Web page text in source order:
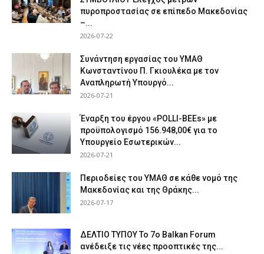
πυροπροστασίας σε επίπεδο Μακεδονίας
–...
2026-07-22
Συνάντηση εργασίας του ΥΜΑΘ
Κωνσταντίνου Π. Γκιουλέκα με τον
Αναπληρωτή Υπουργό...
2026-07-21
Έναρξη του έργου «POLLI-BEEs» με
προϋπολογισμό 156.948,00€ για το
Υπουργείο Εσωτερικών...
2026-07-21
Περιοδείες του ΥΜΑΘ σε κάθε νομό της
Μακεδονίας και της Θράκης...
2026-07-17
ΔΕΛΤΙΟ ΤΥΠΟΥ Το 7ο Balkan Forum
ανέδειξε τις νέες προοπτικές της...